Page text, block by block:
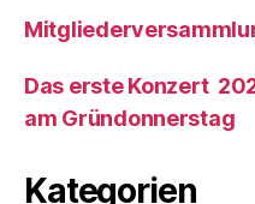
Das erste Konzert
am Gründonnerstag
Kategorien